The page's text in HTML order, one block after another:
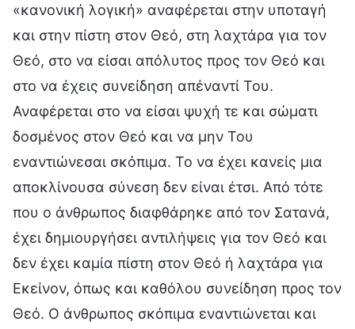
«κανονική λογική» αναφέρεται στην υποταγή
και στην πίστη στον Θεό, στη λαχτάρα για τον
Θεό, στο να είσαι απόλυτος προς τον Θεό και
στο να έχεις συνείδηση απέναντί Του.
Αναφέρεται στο να είσαι ψυχή τε και σώματι
δοσμένος στον Θεό και να μην Του
εναντιώνεσαι σκόπιμα. Το να έχει κανείς μια
αποκλίνουσα σύνεση δεν είναι έτσι. Από τότε
που ο άνθρωπος διαφθάρηκε από τον Σατανά,
έχει δημιουργήσει αντιλήψεις για τον Θεό και
δεν έχει καμία πίστη στον Θεό ή λαχτάρα για
Εκείνον, όπως και καθόλου συνείδηση προς τον
Θεό. Ο άνθρωπος σκόπιμα εναντιώνεται και